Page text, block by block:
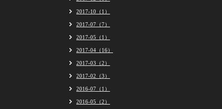
2017-10（1）
2017-07（7）
2017-05（1）
2017-04（16）
2017-03（2）
2017-02（3）
2016-07（1）
2016-05（2）